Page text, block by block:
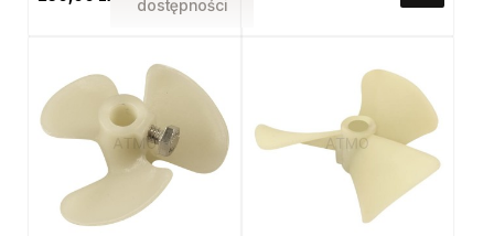
dostępności